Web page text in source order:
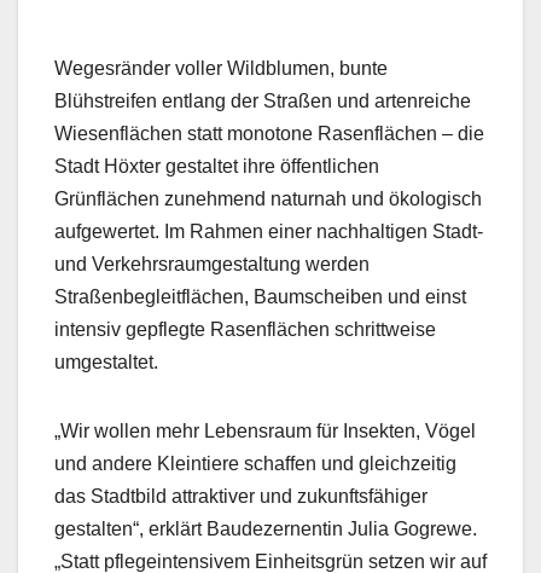
Wegesränder voller Wildblumen, bunte
Blühstreifen entlang der Straßen und artenreiche
Wiesenflächen statt monotone Rasenflächen – die
Stadt Höxter gestaltet ihre öffentlichen
Grünflächen zunehmend naturnah und ökologisch
aufgewertet. Im Rahmen einer nachhaltigen Stadt-
und Verkehrsraumgestaltung werden
Straßenbegleitflächen, Baumscheiben und einst
intensiv gepflegte Rasenflächen schrittweise
umgestaltet.
„Wir wollen mehr Lebensraum für Insekten, Vögel
und andere Kleintiere schaffen und gleichzeitig
das Stadtbild attraktiver und zukunftsfähiger
gestalten“, erklärt Baudezernentin Julia Gogrewe.
„Statt pflegeintensivem Einheitsgrün setzen wir auf